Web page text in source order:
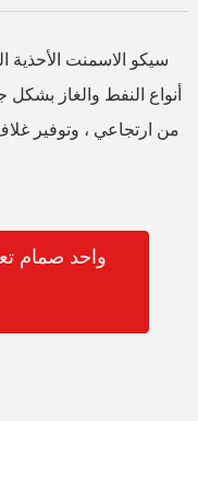
سيكو الاسمنت الأحذية
أنواع النفط والغاز
من ارتجاعي ، وتوفير